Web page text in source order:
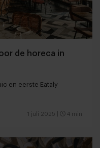
de horeca in
en eerste Eataly
1 juli 2025 4 min